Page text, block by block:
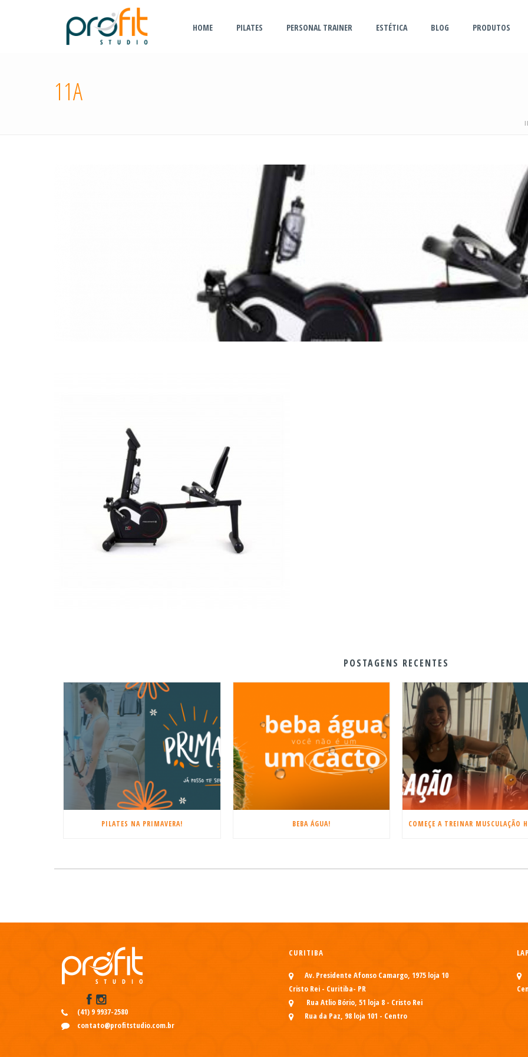
HOME PILATES PERSONAL TRAINER ESTÉTICA BLOG PRODUTOS
11A
POSTAGENS RECENTES
PILATES NA PRIMAVERA! BEBA ÁGUA!
(41) 9 9937-2580
contato@profitstudio.com.br
CURITIBA
Av. Presidente Afonso Camargo, 1975 loja 10
Cristo Rei - Curitiba- PR
Rua Atlio Bório, 51 loja 8 - Cristo Rei
Rua da Paz, 98 loja 101 - Centro